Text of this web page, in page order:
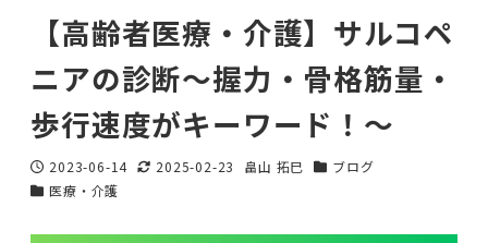
【高齢者医療・介護】サルコペ
ニアの診断〜握力・骨格筋量・
歩行速度がキーワード！〜
投稿日
2023-06-14
更新日
2025-02-23
著
畠山 拓巳
カテゴリー
ブログ
カテゴリー
医療・介護